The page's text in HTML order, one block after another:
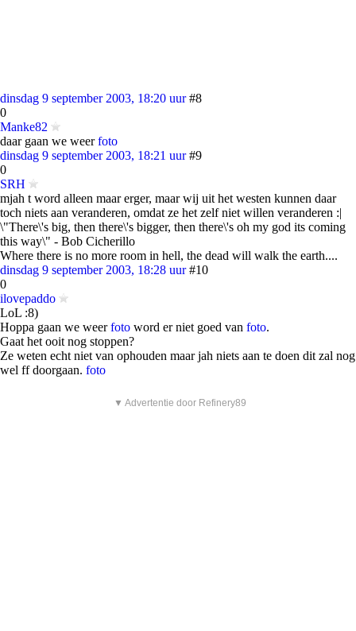
dinsdag 9 september 2003, 18:20 uur #8
0
Manke82
daar gaan we weerfoto
dinsdag 9 september 2003, 18:21 uur #9
0
SRH
mjah t word alleen maar erger, maar wij uit het westen kunnen daar
toch niets aan veranderen, omdat ze het zelf niet willen veranderen :|
\"There\'s big, then there\'s bigger, then there\'s oh my god its coming
this way\" - Bob Cicherillo
Where there is no more room in hell, the dead will walk the earth....
dinsdag 9 september 2003, 18:28 uur #10
0
ilovepaddo
LoL :8)
Hoppa gaan we weerfoto word er niet goed van foto.
Gaat het ooit nog stoppen?
Ze weten echt niet van ophouden maar jah niets aan te doen dit zal nog
wel ff doorgaan. foto
▼ Advertentie door Refinery89